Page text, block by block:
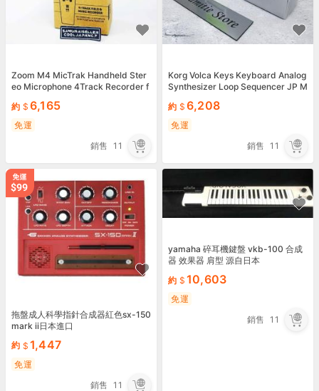
Zoom M4 MicTrak Handheld Ster
eo Microphone 4Track Recorder f
約 6,165
免運
銷售 11
Korg Volca Keys Keyboard Analog
Synthesizer Loop Sequencer JP M
約 6,208
免運
銷售 11
拖盤成人科學指針合成器紅色sx-150
mark ii日本進口
約
1,447
免運
銷售 11
yamaha 碎耳機鍵盤 vkb-100 合成
器 效果器 肩型 源自日本
約
10,603
免運
銷售 11